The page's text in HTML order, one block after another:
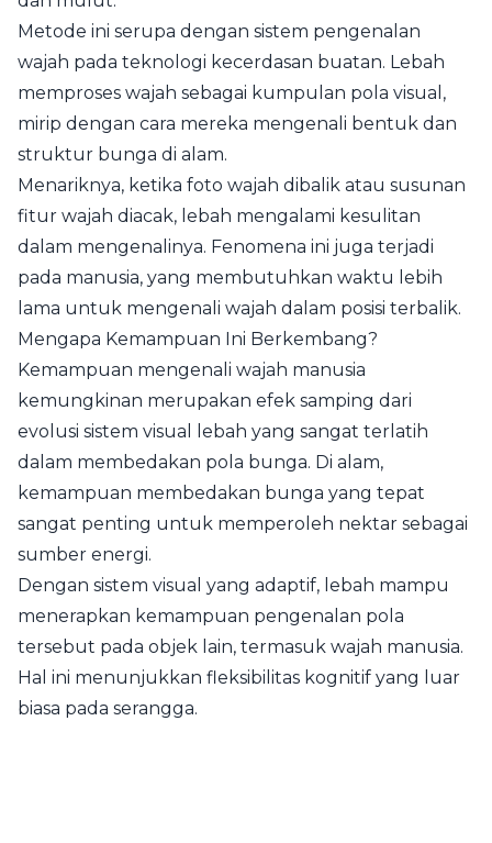
Metode ini serupa dengan sistem pengenalan
wajah pada teknologi kecerdasan buatan. Lebah
memproses wajah sebagai kumpulan pola visual,
mirip dengan cara mereka mengenali bentuk dan
struktur bunga di alam.
Menariknya, ketika foto wajah dibalik atau susunan
fitur wajah diacak, lebah mengalami kesulitan
dalam mengenalinya. Fenomena ini juga terjadi
pada manusia, yang membutuhkan waktu lebih
lama untuk mengenali wajah dalam posisi terbalik.
Mengapa Kemampuan Ini Berkembang?
Kemampuan mengenali wajah manusia
kemungkinan merupakan efek samping dari
evolusi sistem visual lebah yang sangat terlatih
dalam membedakan pola bunga. Di alam,
kemampuan membedakan bunga yang tepat
sangat penting untuk memperoleh nektar sebagai
sumber energi.
Dengan sistem visual yang adaptif, lebah mampu
menerapkan kemampuan pengenalan pola
tersebut pada objek lain, termasuk wajah manusia.
Hal ini menunjukkan fleksibilitas kognitif yang luar
biasa pada serangga.